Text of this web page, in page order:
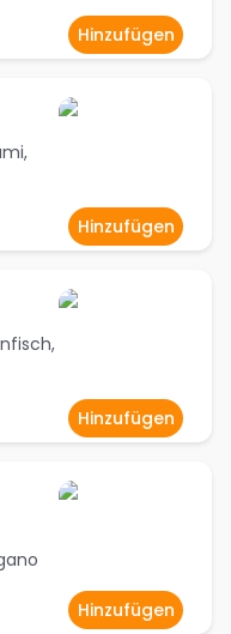
Hinzufügen
Hinzufügen
Hinzufügen
Hinzufügen